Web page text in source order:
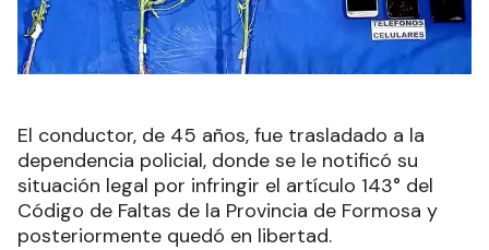
El conductor, de 45 años, fue trasladado a la
dependencia policial, donde se le notificó su
situación legal por infringir el artículo 143° del
Código de Faltas de la Provincia de Formosa y
posteriormente quedó en libertad.